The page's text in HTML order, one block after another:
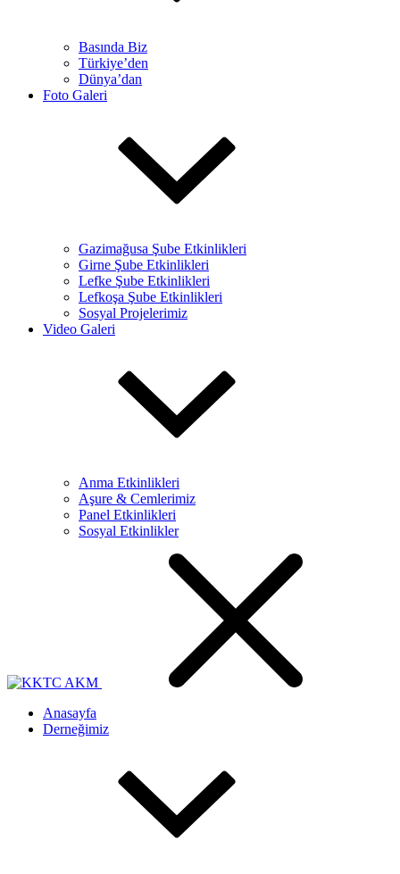
Basında Biz
Türkiye’den
Dünya’dan
Foto Galeri
Gazimağusa Şube Etkinlikleri
Girne Şube Etkinlikleri
Lefke Şube Etkinlikleri
Lefkoşa Şube Etkinlikleri
Sosyal Projelerimiz
Video Galeri
Anma Etkinlikleri
Aşure & Cemlerimiz
Panel Etkinlikleri
Sosyal Etkinlikler
Anasayfa
Derneğimiz